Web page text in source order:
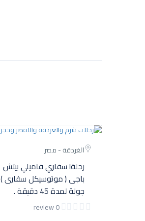
الغردقة - مصر
رحلةl سفاري فاميلي بيتش
باجى ( موتوسيكل سفارى )
جولة لمدة 45 دقيقة .
0 review